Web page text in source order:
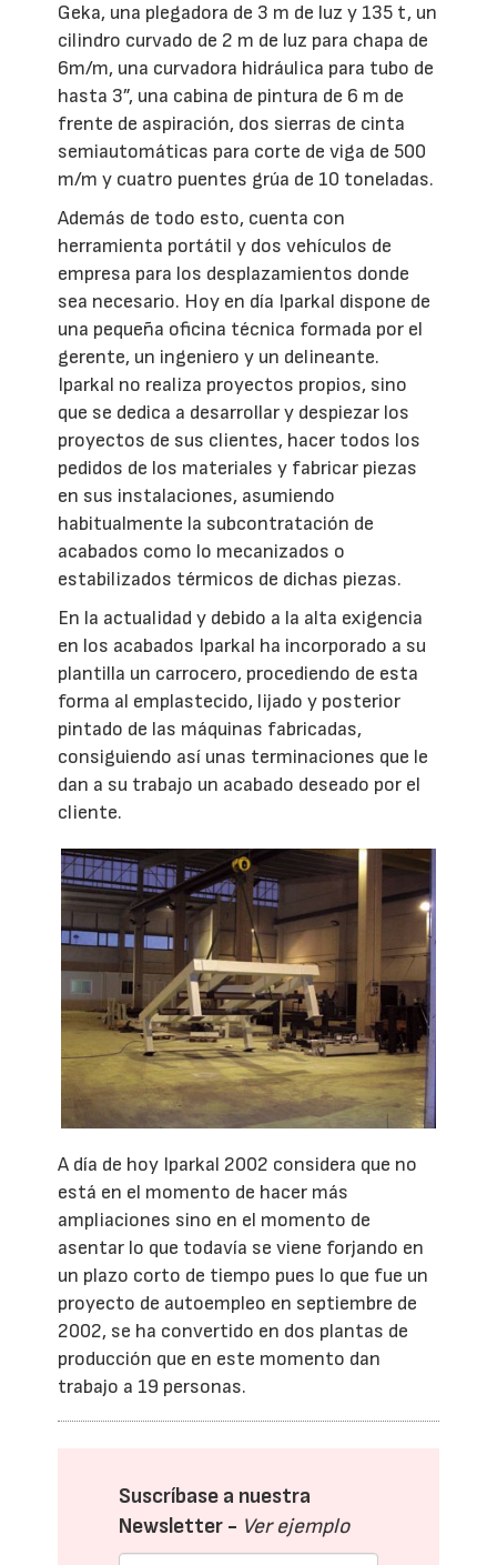
Geka, una plegadora de 3 m de luz y 135 t, un
cilindro curvado de 2 m de luz para chapa de
6m/m, una curvadora hidráulica para tubo de
hasta 3”, una cabina de pintura de 6 m de
frente de aspiración, dos sierras de cinta
semiautomáticas para corte de viga de 500
m/m y cuatro puentes grúa de 10 toneladas.
Además de todo esto, cuenta con
herramienta portátil y dos vehículos de
empresa para los desplazamientos donde
sea necesario. Hoy en día Iparkal dispone de
una pequeña oficina técnica formada por el
gerente, un ingeniero y un delineante.
Iparkal no realiza proyectos propios, sino
que se dedica a desarrollar y despiezar los
proyectos de sus clientes, hacer todos los
pedidos de los materiales y fabricar piezas
en sus instalaciones, asumiendo
habitualmente la subcontratación de
acabados como lo mecanizados o
estabilizados térmicos de dichas piezas.
En la actualidad y debido a la alta exigencia
en los acabados Iparkal ha incorporado a su
plantilla un carrocero, procediendo de esta
forma al emplastecido, lijado y posterior
pintado de las máquinas fabricadas,
consiguiendo así unas terminaciones que le
dan a su trabajo un acabado deseado por el
cliente.
A día de hoy Iparkal 2002 considera que no
está en el momento de hacer más
ampliaciones sino en el momento de
asentar lo que todavía se viene forjando en
un plazo corto de tiempo pues lo que fue un
proyecto de autoempleo en septiembre de
2002, se ha convertido en dos plantas de
producción que en este momento dan
trabajo a 19 personas.
Suscríbase a nuestra
Newsletter - Ver ejemplo